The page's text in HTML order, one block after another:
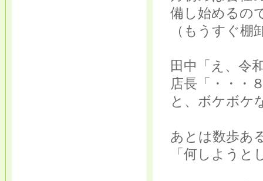
備し始めるの
（もうすぐ
田中「え、令
店長「・・・
と、ボケボケ
あとは数歩あ
「何しよう